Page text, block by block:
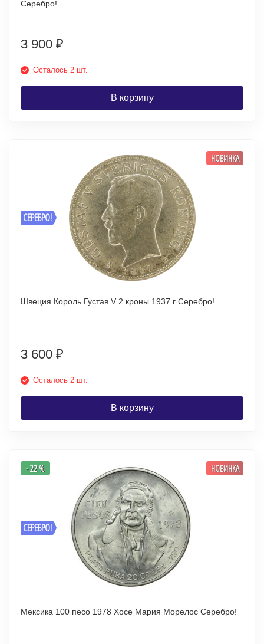
Серебро!
3 900 ₽
Осталось 2 шт.
В корзину
СЕРЕБРО!
НОВИНКА
Швеция Король Густав V 2 кроны 1937 г Серебро!
3 600 ₽
Осталось 2 шт.
В корзину
СЕРЕБРО!
- 22 % НОВИНКА
Мексика 100 песо 1978 Хосе Мария Морелос Серебро!